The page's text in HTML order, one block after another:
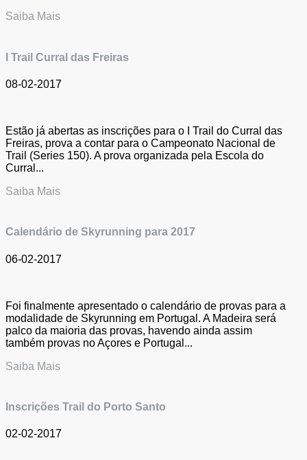
Saiba Mais
I Trail Curral das Freiras
08-02-2017
Estão já abertas as inscrições para o I Trail do Curral das
Freiras, prova a contar para o Campeonato Nacional de
Trail (Series 150). A prova organizada pela Escola do
Curral...
Saiba Mais
Calendário de Skyrunning para 2017
06-02-2017
Foi finalmente apresentado o calendário de provas para a
modalidade de Skyrunning em Portugal. A Madeira será
palco da maioria das provas, havendo ainda assim
também provas no Açores e Portugal...
Saiba Mais
Inscrições Trail do Porto Santo
02-02-2017